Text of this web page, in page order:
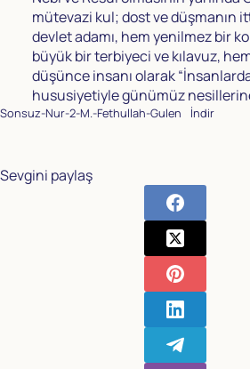
mütevazi kul; dost ve düşmanın
devlet adamı, hem yenilmez bir
büyük bir terbiyeci ve kılavuz,
düşünce insanı olarak
hususiyetiyle günümüz
Sonsuz-Nur-2-M.-Fethullah-Gulen İndir
Sevgini paylaş